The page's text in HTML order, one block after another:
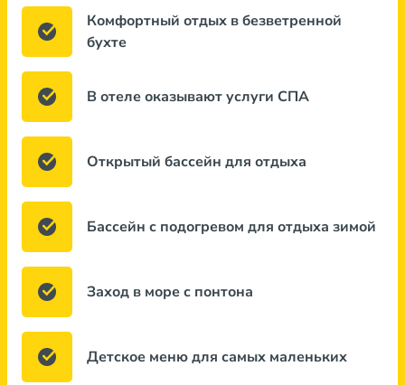
Комфортный отдых в безветренной
бухте
В отеле оказывают услуги СПА
Открытый бассейн для отдыха
Бассейн с подогревом для отдыха зимой
Заход в море с понтона
Детское меню для самых маленьких